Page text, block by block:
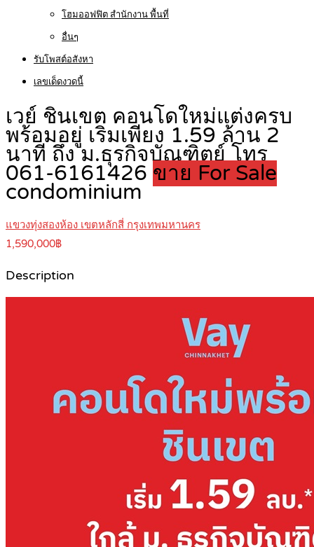
โฮมออฟฟิต สำนักงาน พื้นที่
อื่นๆ
รับโพสต์อสังหา
เลขเด็ดงวดนี้
เวย์ ชินเขต คอนโดใหม่แต่งครบ
พร้อมอยู่ เริ่มเพียง 1.59 ล้าน 2
นาที ถึง ม.ธุรกิจบัณฑิตย์ โทร
061-6161426 ขาย For Sale
condominium
แขวงทุ่งสองห้อง เขตหลักสี่ กรุงเทพมหานคร
1,590,000฿
Description